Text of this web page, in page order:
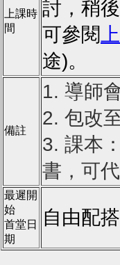
上課時
間
討，稍
可參閱
途)。
備註
1. 導師
2. 包改
3. 課本
書，可
最遲開
始
首堂日
期
自由配搭